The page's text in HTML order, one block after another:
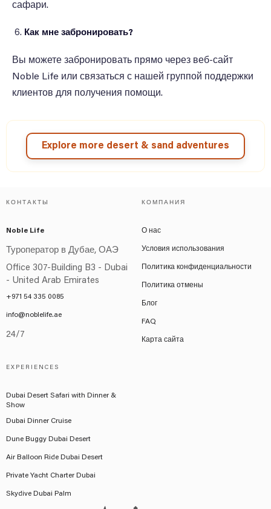
сафари.
Как мне забронировать?
Вы можете забронировать прямо через веб-сайт
Noble Life или связаться с нашей группой поддержки
клиентов для получения помощи.
Explore more desert & sand adventures
КОНТАКТЫ
Noble Life
Туроператор в Дубае, ОАЭ
Office 307-Building B3 - Dubai
- United Arab Emirates
+971 54 335 0085
info@noblelife.ae
24/7
КОМПАНИЯ
О нас
Условия использования
Политика конфиденциальности
Политика отмены
Блог
FAQ
Карта сайта
EXPERIENCES
Dubai Desert Safari with Dinner &
Show
Dubai Dinner Cruise
Dune Buggy Dubai Desert
Air Balloon Ride Dubai Desert
Private Yacht Charter Dubai
Skydive Dubai Palm